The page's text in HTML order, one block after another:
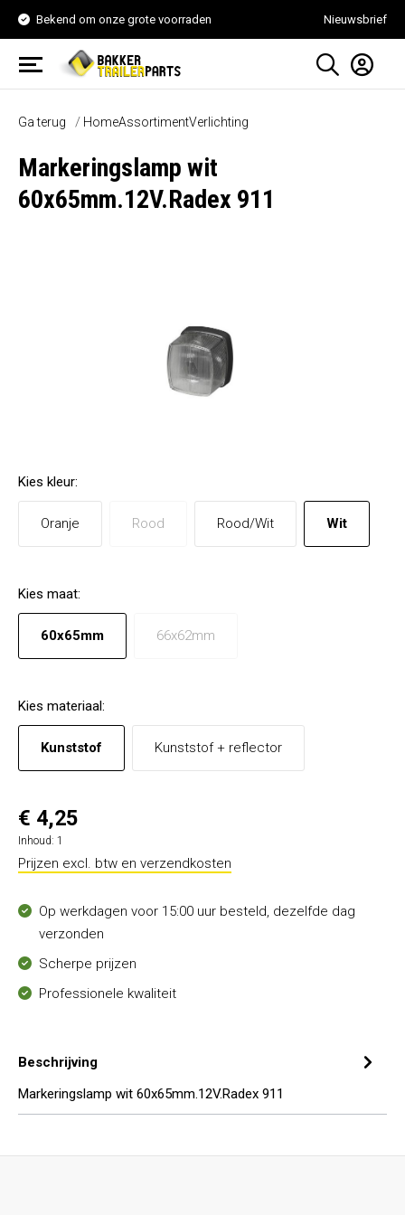
Bekend om onze grote voorraden Nieuwsbrief
Ga terug HomeAssortimentVerlichting
Markeringslamp wit
60x65mm.12V.Radex 911
Kies kleur:
Oranje Rood Rood/Wit Wit
Kies maat:
60x65mm 66x62mm
Kies materiaal:
Kunststof Kunststof + reflector
€ 4,25
Inhoud: 1
Prijzen excl. btw en verzendkosten
Op werkdagen voor 15:00 uur besteld, dezelfde dag
verzonden
Scherpe prijzen
Professionele kwaliteit
Beschrijving
Markeringslamp wit 60x65mm.12V.Radex 911